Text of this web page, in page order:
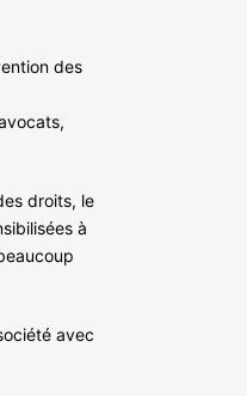
des
droits, le
à
avec